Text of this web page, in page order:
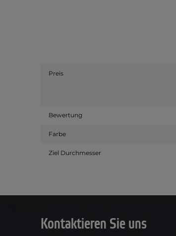
Preis
Bewertung
Farbe
Ziel Durchmesser
Kontaktieren Sie uns